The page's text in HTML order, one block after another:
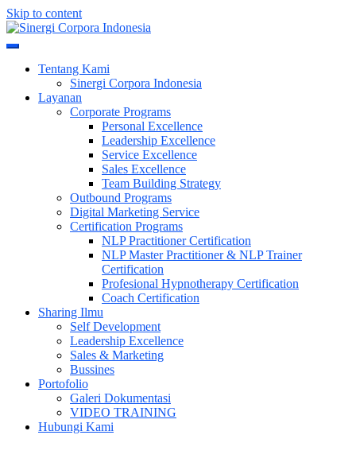
Skip to content
Sinergi Corpora Indonesia
Tentang Kami
Sinergi Corpora Indonesia
Layanan
Corporate Programs
Personal Excellence
Leadership Excellence
Service Excellence
Sales Excellence
Team Building Strategy
Outbound Programs
Digital Marketing Service
Certification Programs
NLP Practitioner Certification
NLP Master Practitioner & NLP Trainer
Certification
Profesional Hypnotherapy Certification
Coach Certification
Sharing Ilmu
Self Development
Leadership Excellence
Sales & Marketing
Bussines
Portofolio
Galeri Dokumentasi
VIDEO TRAINING
Hubungi Kami